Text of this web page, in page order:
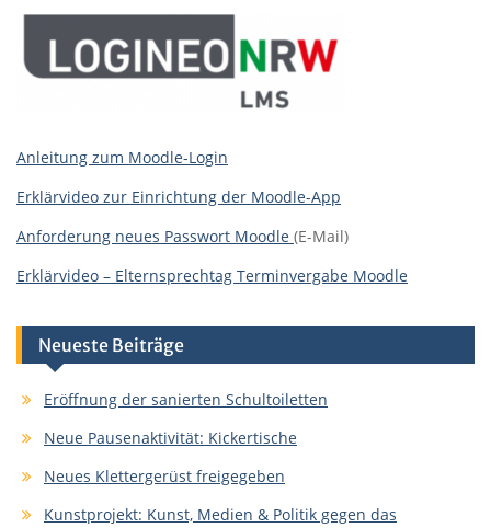
Anleitung zum Moodle-Login
Erklärvideo zur Einrichtung der Moodle-App
Anforderung neues Passwort Moodle (E-Mail)
Erklärvideo – Elternsprechtag Terminvergabe Moodle
Neueste Beiträge
Eröffnung der sanierten Schultoiletten
Neue Pausenaktivität: Kickertische
Neues Klettergerüst freigegeben
Kunstprojekt: Kunst, Medien & Politik gegen das